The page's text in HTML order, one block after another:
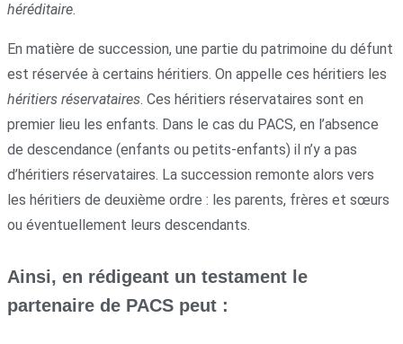
héréditaire.
En matière de succession, une partie du patrimoine du défunt
est réservée à certains héritiers. On appelle ces héritiers les
héritiers réservataires. Ces héritiers réservataires sont en
premier lieu les enfants. Dans le cas du PACS, en l’absence
de descendance (enfants ou petits-enfants) il n’y a pas
d’héritiers réservataires. La succession remonte alors vers
les héritiers de deuxième ordre : les parents, frères et sœurs
ou éventuellement leurs descendants.
Ainsi, en rédigeant un testament le
partenaire de PACS peut :